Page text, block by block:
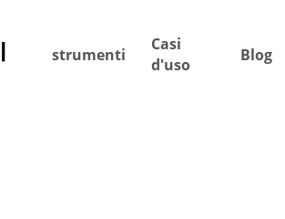
strumenti
Casi
d'uso
Blog